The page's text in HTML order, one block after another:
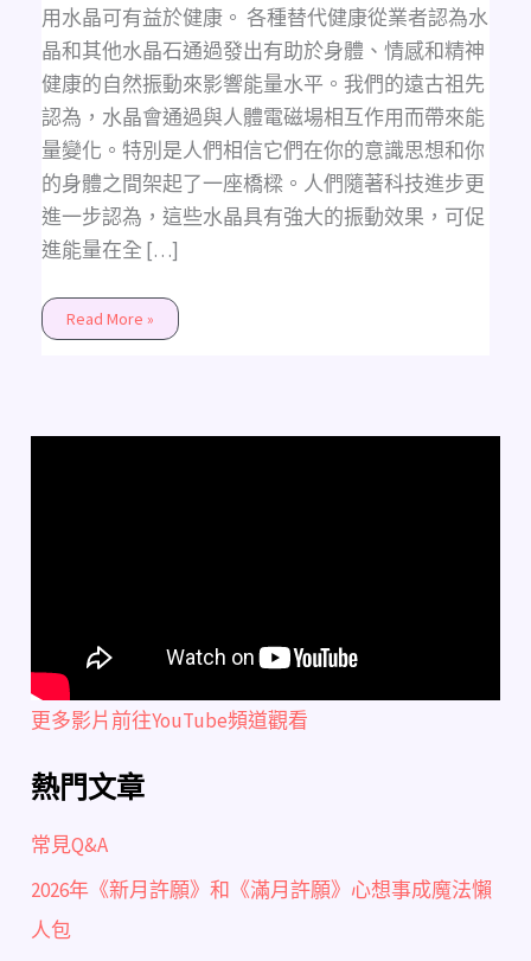
用水晶可有益於健康。 各種替代健康從業者認為水
晶和其他水晶石通過發出有助於身體、情感和精神
健康的自然振動來影響能量水平。我們的遠古祖先
認為，水晶會通過與人體電磁場相互作用而帶來能
量變化。特別是人們相信它們在你的意識思想和你
的身體之間架起了一座橋樑。人們隨著科技進步更
進一步認為，這些水晶具有強大的振動效果，可促
進能量在全 […]
Read More »
更多影片前往YouTube頻道觀看
熱門文章
常見Q&A
2026年《新月許願》和《滿月許願》心想事成魔法懶
人包